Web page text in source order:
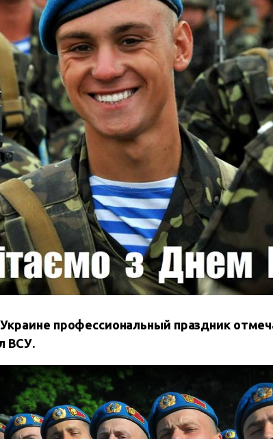
Украине профессиональный праздник
ВСУ.